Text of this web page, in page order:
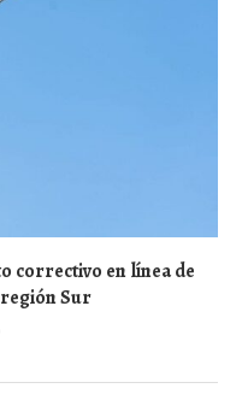
correctivo en línea de
Sur